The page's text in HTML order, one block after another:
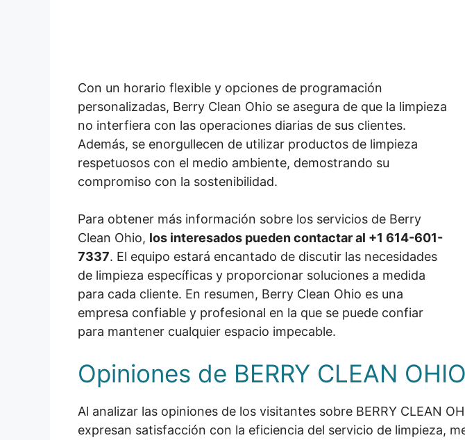
Con un horario flexible y opciones de programación
personalizadas, Berry Clean Ohio se asegura de que la limpieza
no interfiera con las operaciones diarias de sus clientes.
Además, se enorgullecen de utilizar productos de limpieza
respetuosos con el medio ambiente, demostrando su
compromiso con la sostenibilidad.
Para obtener más información sobre los servicios de Berry
Clean Ohio, los interesados pueden contactar al +1 614-601-
7337. El equipo estará encantado de discutir las necesidades
de limpieza específicas y proporcionar soluciones a medida
para cada cliente. En resumen, Berry Clean Ohio es una
empresa confiable y profesional en la que se puede confiar
para mantener cualquier espacio impecable.
Opiniones de BERRY CLEAN OHIO
Al analizar las opiniones de los visitantes sobre BERRY CLEAN
expresan satisfacción con la eficiencia del servicio de limpieza,